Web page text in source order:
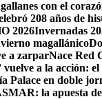
con el
208 años de
2026Invernadas
magallánico
a zarparNace Red
vuelve a la acción:
Palace en doble
la apuesta